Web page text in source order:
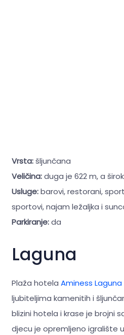
Vrsta:šljunčana
Veličina:duga je 622 m, a
Usluge:barovi, restorani,
sportovi, najam ležaljka i
Parkiranje:da
Laguna
Plaža hotela Aminess Laguna
ljubiteljima kamenitih i
blizini hotela i krase je brojni
djecu je opremljeno igralište